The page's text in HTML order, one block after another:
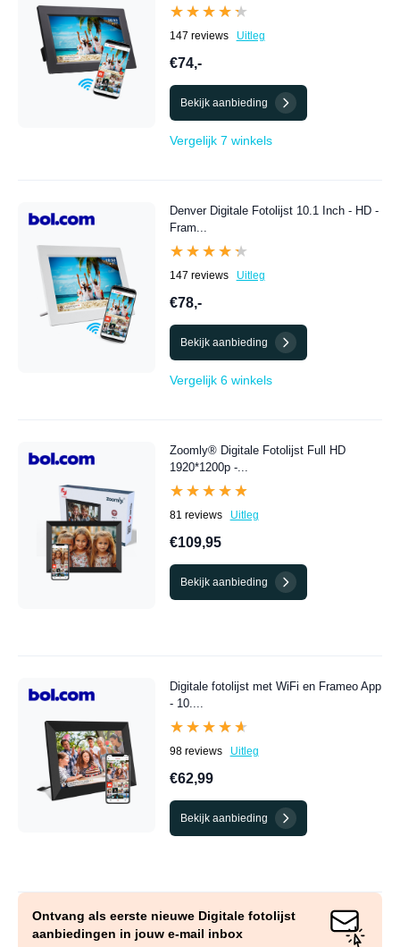
★★★★★
★★★★★
147 reviews Uitleg
€74,-
Bekijk aanbieding
Vergelijk 7 winkels
Denver Digitale Fotolijst 10.1 Inch - HD -
Fram...
★★★★★
★★★★★
147 reviews Uitleg
€78,-
Bekijk aanbieding
Vergelijk 6 winkels
Zoomly® Digitale Fotolijst Full HD
1920*1200p -...
★★★★★
★★★★★
81 reviews Uitleg
€109,95
Bekijk aanbieding
Digitale fotolijst met WiFi en Frameo App
- 10....
★★★★★
★★★★★
98 reviews Uitleg
€62,99
Bekijk aanbieding
Ontvang als eerste nieuwe Digitale fotolijst
aanbiedingen in jouw e-mail inbox